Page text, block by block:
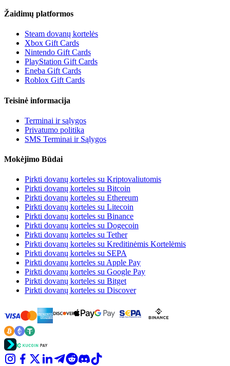
Žaidimų platformos
Steam dovanų kortelės
Xbox Gift Cards
Nintendo Gift Cards
PlayStation Gift Cards
Eneba Gift Cards
Roblox Gift Cards
Teisinė informacija
Terminai ir sąlygos
Privatumo politika
SMS Terminai ir Sąlygos
Mokėjimo Būdai
Pirkti dovanų korteles su Kriptovaliutomis
Pirkti dovanų korteles su Bitcoin
Pirkti dovanų korteles su Ethereum
Pirkti dovanų korteles su Litecoin
Pirkti dovanų korteles su Binance
Pirkti dovanų korteles su Dogecoin
Pirkti dovanų korteles su Tether
Pirkti dovanų korteles su Kreditinėmis Kortelėmis
Pirkti dovanų korteles su SEPA
Pirkti dovanų korteles su Apple Pay
Pirkti dovanų korteles su Google Pay
Pirkti dovanų korteles su Bitget
Pirkti dovanų korteles su Discover